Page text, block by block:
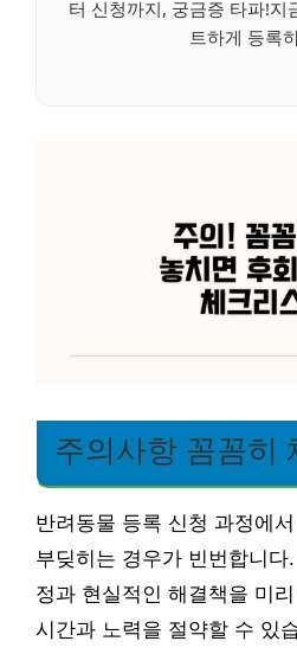
터 신청까지, 궁금증 타파!지
트하게 등록
주의사항 꼼꼼히
반려동물 등록 신청 과정에
부딪히는 경우가 빈번합니
정과 현실적인 해결책을 미
시간과 노력을 절약할 수 있